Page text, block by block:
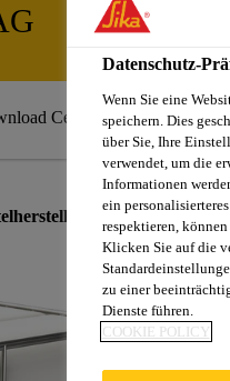
Center Projekte
Datenschutz-
Wenn Sie eine
speichern. Dies
über Sie, Ihre
verwendet, um die
Informationen
ein
respektieren,
Klicken Sie auf die
zu einer
Dienste führen.
COOKIE POLICY